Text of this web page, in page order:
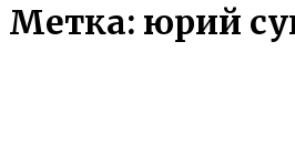
Метка: юрий